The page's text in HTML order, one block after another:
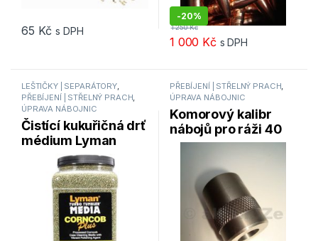
65 Kč s DPH
-20%
1 250Kč
1 000 Kč s DPH
LEŠTIČKY | SEPARÁTORY,
PŘEBÍJENÍ | STŘELNÝ PRACH,
ÚPRAVA NÁBOJNIC
Čistící kukuřičná drť
médium Lyman
CORNCOB PLUS
2,04kg
PŘEBÍJENÍ | STŘELNÝ PRACH,
ÚPRAVA NÁBOJNIC
Komorový kalibr
nábojů pro ráži 40
S&W – DILLON